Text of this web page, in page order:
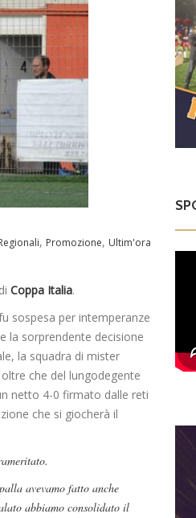
, Promozione, Ultim'ora
Coppa Italia.
sospesa per intemperanze
la sorprendente decisione
la squadra di mister
oltre che del lungodegente
netto 4-0 firmato dalle reti
che si giocherà il
avevamo fatto anche
abbiamo consolidato il